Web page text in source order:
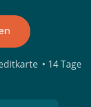
• 14 Tage